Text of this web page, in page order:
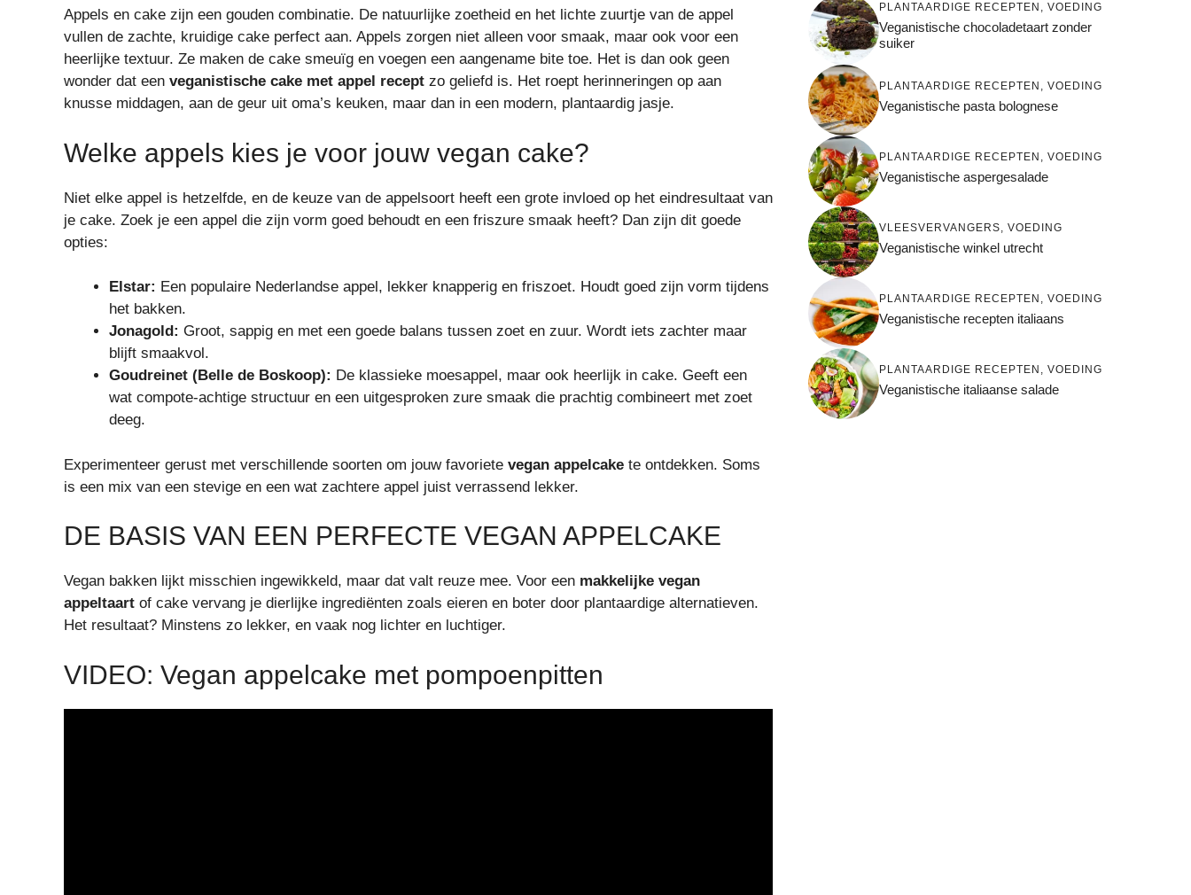
Appels en cake zijn een gouden combinatie. De natuurlijke zoetheid en het lichte zuurtje van de appel
vullen de zachte, kruidige cake perfect aan. Appels zorgen niet alleen voor smaak, maar ook voor een
heerlijke textuur. Ze maken de cake smeuïg en voegen een aangename bite toe. Het is dan ook geen
wonder dat een veganistische cake met appel recept zo geliefd is. Het roept herinneringen op aan
knusse middagen, aan de geur uit oma’s keuken, maar dan in een modern, plantaardig jasje.
Welke appels kies je voor jouw vegan cake?
Niet elke appel is hetzelfde, en de keuze van de appelsoort heeft een grote invloed op het eindresultaat van
je cake. Zoek je een appel die zijn vorm goed behoudt en een friszure smaak heeft? Dan zijn dit goede
opties:
Elstar: Een populaire Nederlandse appel, lekker knapperig en friszoet. Houdt goed zijn vorm tijdens
het bakken.
Jonagold: Groot, sappig en met een goede balans tussen zoet en zuur. Wordt iets zachter maar
blijft smaakvol.
Goudreinet (Belle de Boskoop): De klassieke moesappel, maar ook heerlijk in cake. Geeft een
wat compote-achtige structuur en een uitgesproken zure smaak die prachtig combineert met zoet
deeg.
Experimenteer gerust met verschillende soorten om jouw favoriete vegan appelcake te ontdekken. Soms
is een mix van een stevige en een wat zachtere appel juist verrassend lekker.
DE BASIS VAN EEN PERFECTE VEGAN APPELCAKE
Vegan bakken lijkt misschien ingewikkeld, maar dat valt reuze mee. Voor een makkelijke vegan
appeltaart of cake vervang je dierlijke ingrediënten zoals eieren en boter door plantaardige alternatieven.
Het resultaat? Minstens zo lekker, en vaak nog lichter en luchtiger.
VIDEO: Vegan appelcake met pompoenpitten
PLANTAARDIGE RECEPTEN , VOEDING
Veganistische chocoladetaart zonder
suiker
PLANTAARDIGE RECEPTEN , VOEDING
Veganistische pasta bolognese
PLANTAARDIGE RECEPTEN , VOEDING
Veganistische aspergesalade
VLEESVERVANGERS, VOEDING
Veganistische winkel utrecht
PLANTAARDIGE RECEPTEN , VOEDING
Veganistische recepten italiaans
PLANTAARDIGE RECEPTEN , VOEDING
Veganistische italiaanse salade